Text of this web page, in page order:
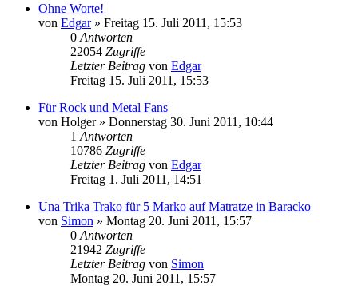
Ohne Worte!
von Edgar» Freitag 15. Juli 2011, 15:53
0 Antworten
22054 Zugriffe
Letzter Beitrag von Edgar
Freitag 15. Juli 2011, 15:53
Für Rock und Metal Fans
von Holger» Donnerstag 30. Juni 2011, 10:44
1 Antworten
10786 Zugriffe
Letzter Beitrag von Edgar
Freitag 1. Juli 2011, 14:51
Una Trika Trako für 5 Marko auf Matratze in Baracko
von Simon » Montag 20. Juni 2011, 15:57
0 Antworten
21942 Zugriffe
Letzter Beitrag von Simon
Montag 20. Juni 2011, 15:57